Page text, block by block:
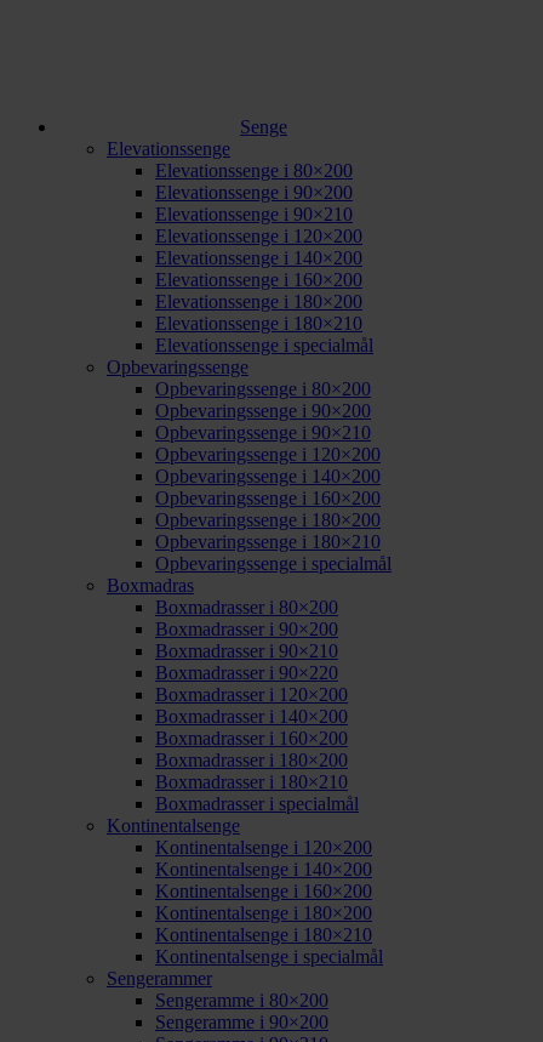
Senge
Elevationssenge
Elevationssenge i 80×200
Elevationssenge i 90×200
Elevationssenge i 90×210
Elevationssenge i 120×200
Elevationssenge i 140×200
Elevationssenge i 160×200
Elevationssenge i 180×200
Elevationssenge i 180×210
Elevationssenge i specialmål
Opbevaringssenge
Opbevaringssenge i 80×200
Opbevaringssenge i 90×200
Opbevaringssenge i 90×210
Opbevaringssenge i 120×200
Opbevaringssenge i 140×200
Opbevaringssenge i 160×200
Opbevaringssenge i 180×200
Opbevaringssenge i 180×210
Opbevaringssenge i specialmål
Boxmadras
Boxmadrasser i 80×200
Boxmadrasser i 90×200
Boxmadrasser i 90×210
Boxmadrasser i 90×220
Boxmadrasser i 120×200
Boxmadrasser i 140×200
Boxmadrasser i 160×200
Boxmadrasser i 180×200
Boxmadrasser i 180×210
Boxmadrasser i specialmål
Kontinentalsenge
Kontinentalsenge i 120×200
Kontinentalsenge i 140×200
Kontinentalsenge i 160×200
Kontinentalsenge i 180×200
Kontinentalsenge i 180×210
Kontinentalsenge i specialmål
Sengerammer
Sengeramme i 80×200
Sengeramme i 90×200